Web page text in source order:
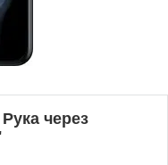
через